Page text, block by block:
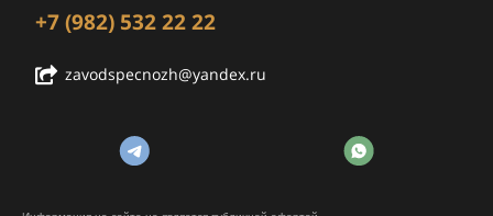
+7 (982) 532 22 22
zavodspecnozh@yandex.ru